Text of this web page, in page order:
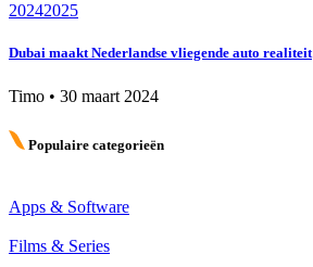
20242025
Dubai maakt Nederlandse vliegende auto realiteit
Timo • 30 maart 2024
Populaire categorieën
Apps & Software
Films & Series